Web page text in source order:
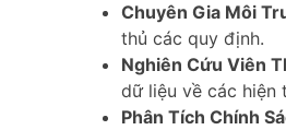
Chuyên Gia Môi
thủ các quy định.
Nghiên Cứu Viên
dữ liệu về các hiện
Phân Tích Chính